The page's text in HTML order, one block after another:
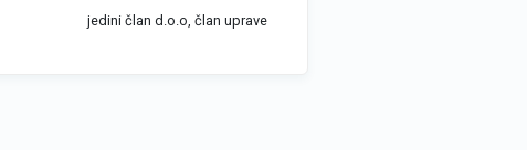
jedini član d.o.o, član uprave